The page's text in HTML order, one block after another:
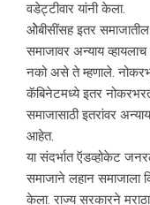
वडेट्टीवार यांनी केला.
ओेबीसींसह इतर समाजातील
समाजावर अन्याय
नको असे ते म्हणाले.
कॅबिनेटमध्ये इतर
समाजासाठी इतरांवर
आहेत.
या संदर्भात ऍडव्होकेट
समाजाने लहान समाजाला
केला. राज्य सरकारने